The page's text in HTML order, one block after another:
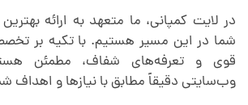
در لایت کمپانی، ما متعهد به ارائه
شما در این مسیر هستیم. با تکیه بر
قوی و تعرفه‌های شفاف، مطمئن
وب‌سایتی دقیقاً مطابق با نیازها و اهداف